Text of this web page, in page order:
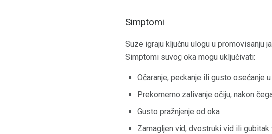
Simptomi
Suze igraju ključnu ulogu u promovisanju
Simptomi suvog oka mogu uključivati:
Očaranje, peckanje ili gusto osećanje
Prekomerno zalivanje očiju, nakon
Gusto pražnjenje od oka
Zamagljen vid, dvostruki vid ili gubitak